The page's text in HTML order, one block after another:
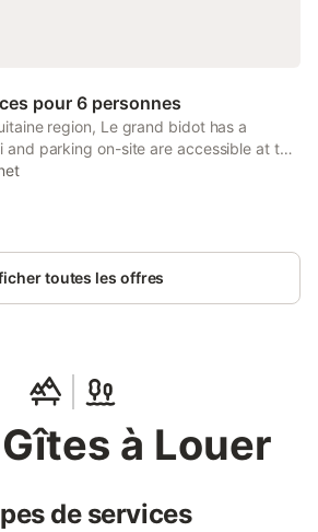
pour 6 personnes
region, Le grand bidot has a
and parking on-site are accessible at the
Sainte-Marie Cathedral is 20 km
Gaujacq Castle is 23 km away.
toutes les offres
à Louer
de services